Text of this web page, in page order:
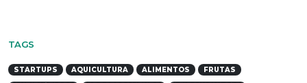
TAGS
STARTUPS AQUICULTURA ALIMENTOS FRUTAS